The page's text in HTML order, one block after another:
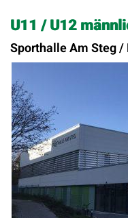
U11 / U12
Sporthalle Am Steg /